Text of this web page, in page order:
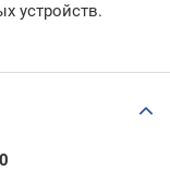
устройств.